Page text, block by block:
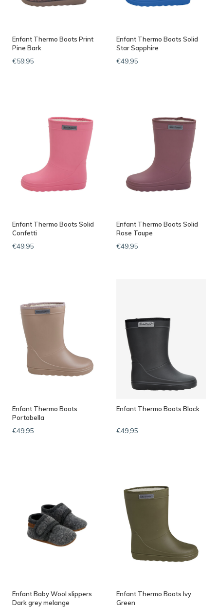
Enfant Thermo Boots Print
Pine Bark
€59,95
Enfant Thermo Boots Solid
Star Sapphire
€49,95
Enfant Thermo Boots Solid
Confetti
€49,95
Enfant Thermo Boots Solid
Rose Taupe
€49,95
Enfant Thermo Boots
Portabella
€49,95
Enfant Thermo Boots Black
€49,95
Enfant Baby Wool slippers
Dark grey melange
Enfant Thermo Boots Ivy
Green